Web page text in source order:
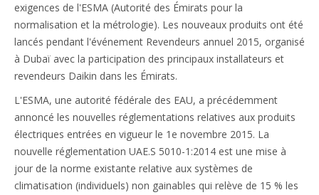
exigences de l'ESMA (Autorité des Émirats pour la
normalisation et la métrologie). Les nouveaux produits ont été
lancés pendant l'événement Revendeurs annuel 2015, organisé
à Dubaï avec la participation des principaux installateurs et
revendeurs Daikin dans les Émirats.
L'ESMA, une autorité fédérale des EAU, a précédemment
annoncé les nouvelles réglementations relatives aux produits
électriques entrées en vigueur le 1e novembre 2015. La
nouvelle réglementation UAE.S 5010-1:2014 est une mise à
jour de la norme existante relative aux systèmes de
climatisation (individuels) non gainables qui relève de 15 % les